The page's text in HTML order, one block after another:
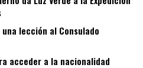
lección al Consulado
acceder a la nacionalidad